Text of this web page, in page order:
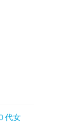
代女